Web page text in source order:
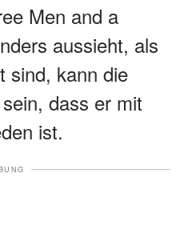
Men and a
aussieht, als
sind, kann die
dass er mit
ist.